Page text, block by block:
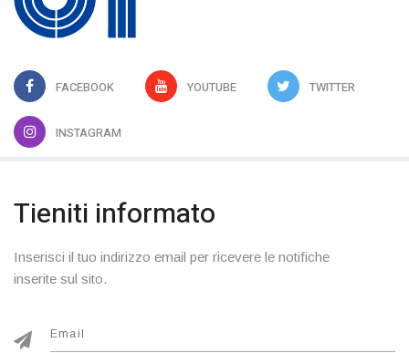
FACEBOOK YOUTUBE TWITTER
INSTAGRAM
Tieniti informato
Inserisci il tuo indirizzo email per ricevere le notifiche
inserite sul sito.